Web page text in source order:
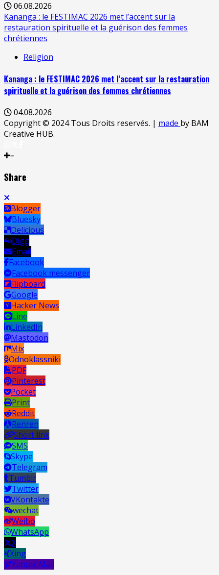
06.08.2026
Kananga : le FESTIMAC 2026 met l’accent sur la
restauration spirituelle et la guérison des femmes
chrétiennes
Religion
Kananga : le FESTIMAC 2026 met l’accent sur la restauration
spirituelle et la guérison des femmes chrétiennes
04.08.2026
Copyright © 2024 Tous Droits reservés. | made by BAM
Creative HUB.
Share
Blogger
Bluesky
Delicious
Digg
Email
Facebook
Facebook messenger
Flipboard
Google
Hacker News
Line
LinkedIn
Mastodon
Mix
Odnoklassniki
PDF
Pinterest
Pocket
Print
Reddit
Renren
Short link
SMS
Skype
Telegram
Tumblr
Twitter
VKontakte
wechat
Weibo
WhatsApp
X
Xing
Yahoo! Mail